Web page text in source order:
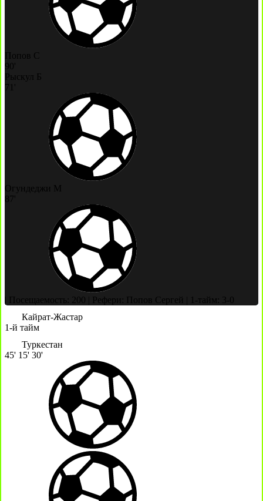
Попов С
90'
Рыскул Б
71'
Огундеджи М
87'
Посещаемость: 200 Рефери: Попов Сергей
1-тайм: 3-0
Кайрат-Жастар
1-й тайм
Туркестан
45' 15' 30'